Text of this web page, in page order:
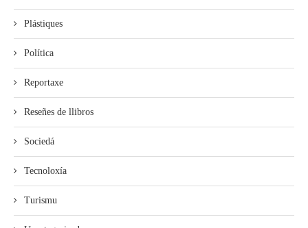
Plástiques
Política
Reportaxe
Reseñes de llibros
Sociedá
Tecnoloxía
Turismu